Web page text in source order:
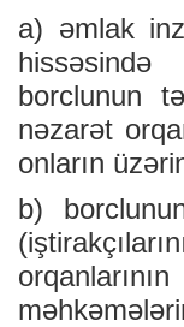
a) əmlak
borclunun
nəzarət
onların
b)